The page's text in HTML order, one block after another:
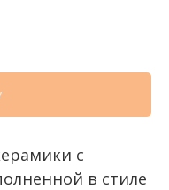
с
в стиле